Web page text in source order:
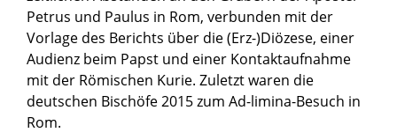
Petrus und Paulus in Rom, verbunden mit der
Vorlage des Berichts über die (Erz-)Diözese, einer
Audienz beim Papst und einer Kontaktaufnahme
mit der Römischen Kurie. Zuletzt waren die
deutschen Bischöfe 2015 zum Ad-limina-Besuch in
Rom.